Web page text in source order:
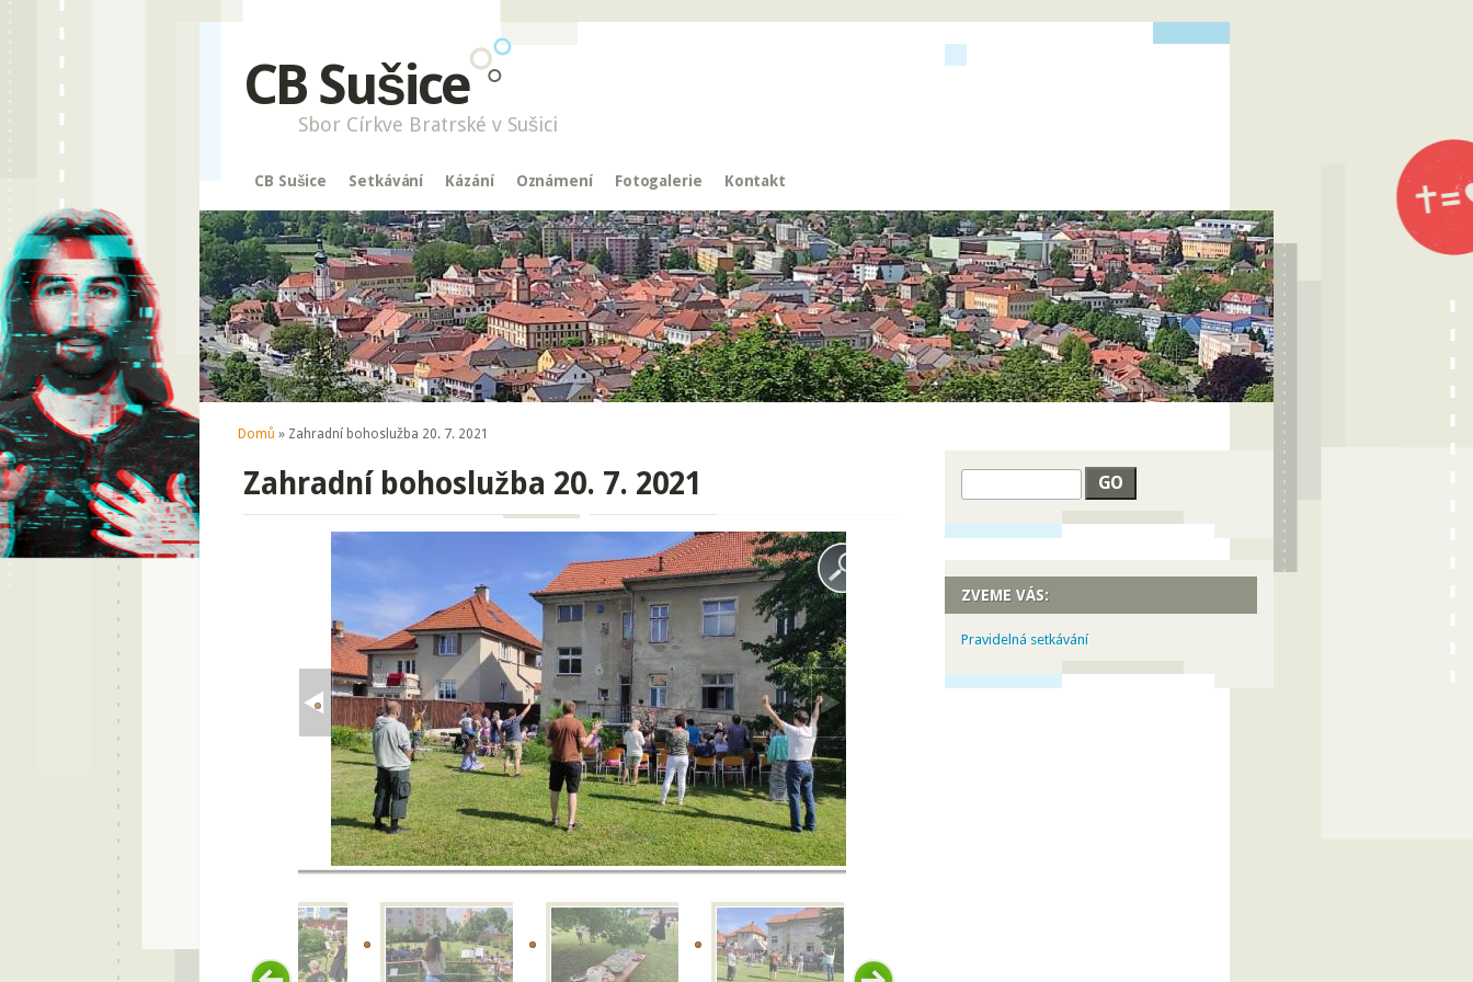
CB Sušice
Sbor Církve Bratrské v Sušici
CB Sušice Setkávání Kázání Oznámení Fotogalerie Kontakt
Jste zde
Domů » Zahradní bohoslužba 20. 7. 2021
Zahradní bohoslužba 20. 7. 2021 Hledat
ZVEME VÁS:
Pravidelná setkávání